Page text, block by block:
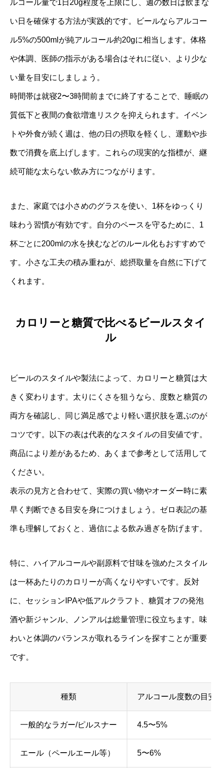
ルコール量で1日20g程度を上限にし、週の数日は飲まな
い日を確保する方法が実践的です。ビールならアルコー
ル5%の500mlが純アルコール約20gに相当します。体格
や体調、医師の指示がある場合はそれに従い、より少な
い量を目安にしましょう。
時間帯は就寝2〜3時間前までに終了することで、睡眠の
質低下と夜間の食欲増進リスクを抑えられます。イベン
トや外食が続く週は、他の日の摂取を軽くし、運動や歩
数で消費を底上げします。これらの現実的な指標が、継
続可能な太らない飲み方につながります。
また、家庭では小さめのグラスを使い、1杯をゆっくり
味わう習慣が有効です。自分のペースを守るために、1
杯ごとに200mlの水を挟むなどのルール化もおすすめで
す。小さな工夫の積み重ねが、総摂取量を自然に下げて
くれます。
カロリーと糖質で比べるビールスタイ
ル
ビールのスタイルや製法によって、カロリーと糖質は大
きく変わります。太りにくさを狙うなら、度数と糖質の
両方を確認し、同じ満足感でより軽い選択肢を選ぶのが
コツです。以下の表は代表的なスタイルの目安値です。
商品により差があるため、あくまで参考として活用して
ください。
表示の見方と合わせて、実際の買い物やオーダー時に素
早く判断できる目安を身につけましょう。ゼロ表記の基
準も理解しておくと、過信による飲み過ぎを防げます。
特に、ハイアルコールや副原料で甘味を強めたスタイル
は一杯あたりのカロリーが高くなりやすいです。反対
に、セッションIPAや低アルクラフト、糖質オフの発泡
酒や新ジャンル、ノンアルは総量管理に役立ちます。味
わいと体調のバランスが取れるラインを探すことが重要
です。
種類 アルコール度数の目安
一般的なラガー/ピルスナー 4.5〜5%
エール（ペールエール等） 5〜6%